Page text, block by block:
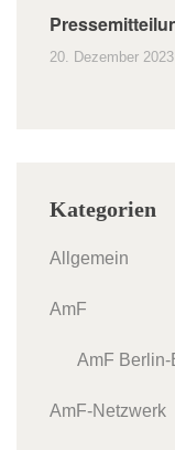
20. Dezember 2023
Kategorien
Allgemein
AmF
AmF Berlin-
AmF-Netzwerk